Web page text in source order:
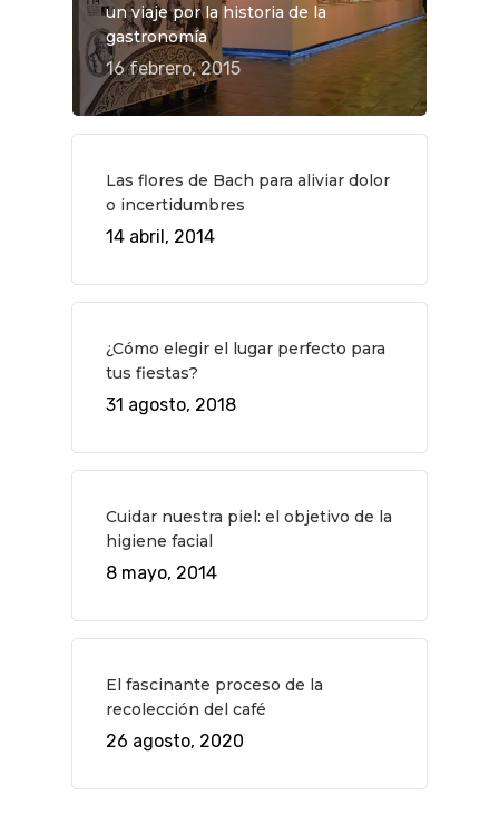
un viaje por la historia de la
gastronomía
16 febrero, 2015
Las flores de Bach para aliviar dolor
o incertidumbres
14 abril, 2014
¿Cómo elegir el lugar perfecto para
tus fiestas?
31 agosto, 2018
Cuidar nuestra piel: el objetivo de la
higiene facial
8 mayo, 2014
El fascinante proceso de la
recolección del café
26 agosto, 2020